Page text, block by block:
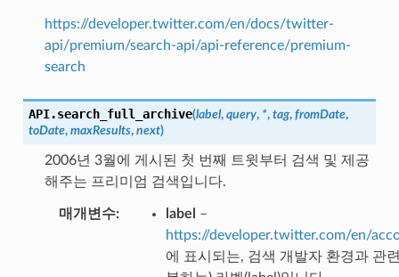
https://developer.twitter.com/en/docs/twitter-
api/premium/search-api/api-reference/premium-
search
API.search_full_archive(label, query, *, tag, fromDate,
toDate, maxResults, next)
2006년 3월에 게시된 첫 번째 트윗부터 검색 및 제공
해주는 프리미엄 검색입니다.
매개변수 label
–
https://developer.twitter.com/en/
에 표시되는, 검색 개발자 환경과 관